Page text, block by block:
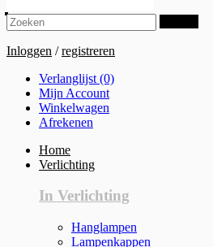
Inloggen /registreren
Verlanglijst (0)
Mijn Account
Winkelwagen
Afrekenen
Home
Verlichting
In Verlichting
Hanglampen
Lampenkappen